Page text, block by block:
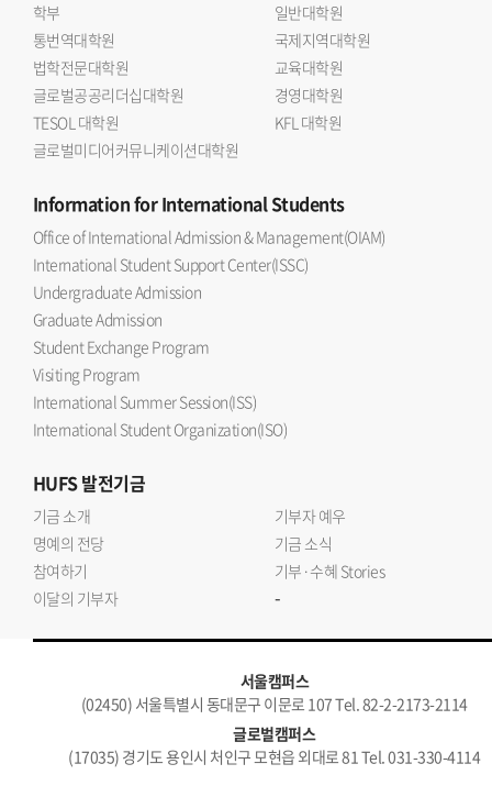
학부
일반대학원
통번역대학원
국제지역대학원
법학전문대학원
교육대학원
글로벌공공리더십대학원
경영대학원
TESOL 대학원
KFL 대학원
글로벌미디어커뮤니케이션대학원
Informationfor International Students
Office of International Admission & Management(OIAM)
International Student Support Center(ISSC)
Undergraduate Admission
Graduate Admission
Student Exchange Program
Visiting Program
International Summer Session(ISS)
International Student Organization(ISO)
HUFS발전기금
기금 소개
기부자 예우
명예의 전당
기금 소식
참여하기
기부·수혜 Stories
이달의 기부자
-
서울캠퍼스
(02450) 서울특별시 동대문구 이문로 107 Tel. 82-2-2173-2114
글로벌캠퍼스
(17035) 경기도 용인시 처인구 모현읍 외대로 81 Tel. 031-330-4114